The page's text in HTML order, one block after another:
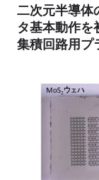
二次元半導体
タ基本動作
集積回路用